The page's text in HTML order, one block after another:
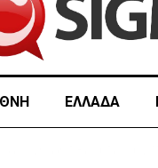
ΕΛΛΑΔΑ